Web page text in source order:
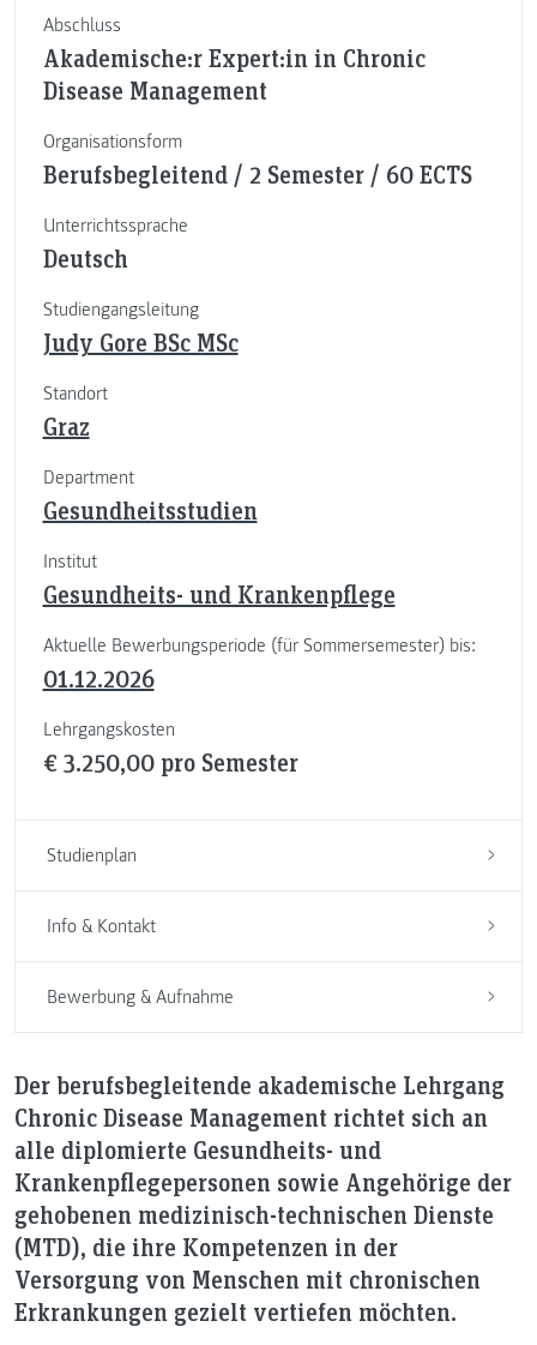
Der berufsbegleitende akademische Lehrgang
Chronic Disease Management richtet sich an
alle diplomierte Gesundheits- und
Krankenpflegepersonen sowie Angehörige der
gehobenen medizinisch-technischen Dienste
(MTD), die ihre Kompetenzen in der
Versorgung von Menschen mit chronischen
Erkrankungen gezielt vertiefen möchten.
Abschluss
Akademische:r Expert:in in Chronic
Disease Management
Organisationsform
Berufsbegleitend / 2 Semester / 60 ECTS
Unterrichtssprache
Deutsch
Studiengangsleitung
Judy Gore BSc MSc
Standort
Graz
Department
Gesundheitsstudien
Institut
Gesundheits- und Krankenpflege
Aktuelle Bewerbungsperiode (für Sommersemester) bis:
01.12.2026
Lehrgangskosten
€ 3.250,00 pro Semester
Studienplan
Info & Kontakt
Bewerbung & Aufnahme